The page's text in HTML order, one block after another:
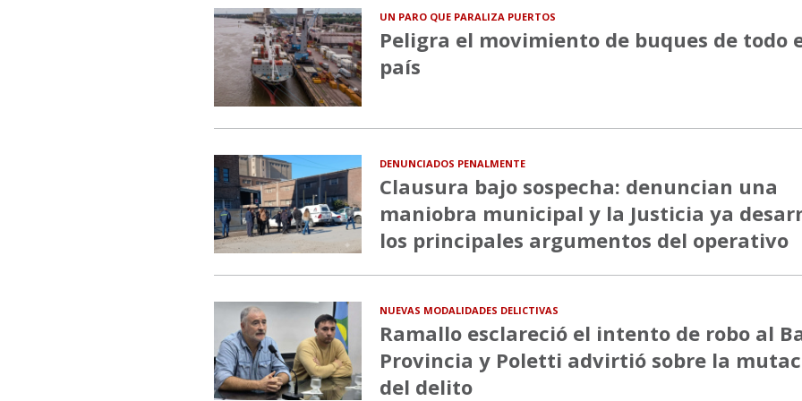
UN PARO QUE PARALIZA PUERTOS
Peligra el movimiento de buques de todo
país
DENUNCIADOS PENALMENTE
Clausura bajo sospecha: denuncian una
maniobra municipal y la Justicia ya
los principales argumentos del operativo
NUEVAS MODALIDADES DELICTIVAS
Ramallo esclareció el intento de robo al
Provincia y Poletti advirtió sobre la
del delito